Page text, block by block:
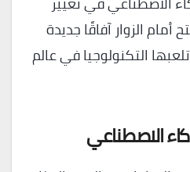
الزوار آفاقًا جديدة
التكنولوجيا في عالم
الاصطناعي